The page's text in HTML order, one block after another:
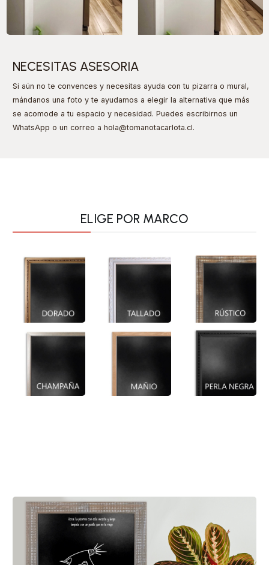
NECESITAS ASESORIA
Si aún no te convences y necesitas ayuda con tu pizarra o mural,
mándanos una foto y te ayudamos a elegir la alternativa que más
se acomode a tu espacio y necesidad. Puedes escribirnos un
WhatsApp o un correo a hola@tomanotacarlota.cl.
ELIGE POR MARCO